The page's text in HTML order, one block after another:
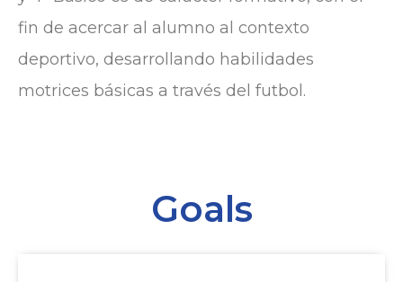
fin de acercar al alumno al contexto
deportivo, desarrollando habilidades
motrices básicas a través del futbol.
Goals